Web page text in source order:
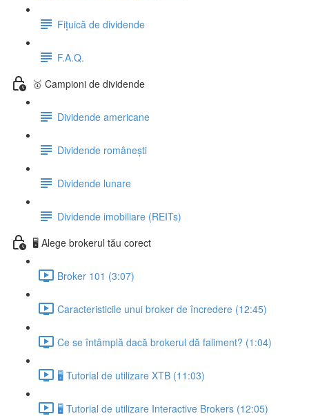
Fițuică de dividende
F.A.Q.
🥇 Campioni de dividende
Dividende americane
Dividende românești
Dividende lunare
Dividende imobiliare (REITs)
🖥️ Alege brokerul tău corect
Broker 101 (3:07)
Caracteristicile unui broker de încredere (12:45)
Ce se întâmplă dacă brokerul dă faliment? (1:04)
🖥 Tutorial de utilizare XTB (11:03)
🖥 Tutorial de utilizare Interactive Brokers (12:05)